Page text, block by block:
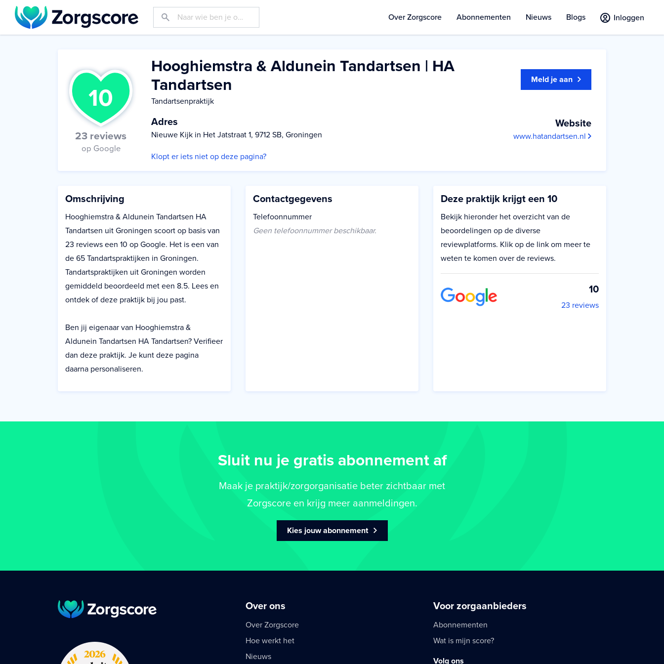
Over Zorgscore Abonnementen Nieuws Blogs Inloggen
10
23 reviews
op Google
Hooghiemstra & Aldunein Tandartsen | HA
Tandartsen
Tandartsenpraktijk
Adres
Nieuwe Kijk in Het Jatstraat 1, 9712 SB, Groningen
Klopt er iets niet op deze pagina?
Meld je aan
Website
www.hatandartsen.nl
Omschrijving
Hooghiemstra & Aldunein Tandartsen HA
Tandartsen uit Groningen scoort op basis van
23 reviews een 10 op Google. Het is een van
de 65 Tandartspraktijken in Groningen.
Tandartspraktijken uit Groningen worden
gemiddeld beoordeeld met een 8.5. Lees en
ontdek of deze praktijk bij jou past.
Ben jij eigenaar van Hooghiemstra &
Aldunein Tandartsen HA Tandartsen? Verifieer
dan deze praktijk. Je kunt deze pagina
daarna personaliseren.
Contactgegevens
Telefoonnummer
Geen telefoonnummer beschikbaar.
Deze praktijk krijgt een 10
Bekijk hieronder het overzicht van de
beoordelingen op de diverse
reviewplatforms. Klik op de link om meer te
weten te komen over de reviews.
10
23 reviews
Sluit nu je gratis abonnement af
Maak je praktijk/zorgorganisatie beter zichtbaar met
Zorgscore en krijg meer aanmeldingen.
Kies jouw abonnement
Over ons
Over Zorgscore
Hoe werkt het
Nieuws
Voor zorgaanbieders
Abonnementen
Wat is mijn score?
Volg ons